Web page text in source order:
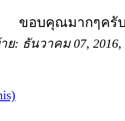
ขอบคุณมากๆครั
: ธันวาคม 07, 2016,